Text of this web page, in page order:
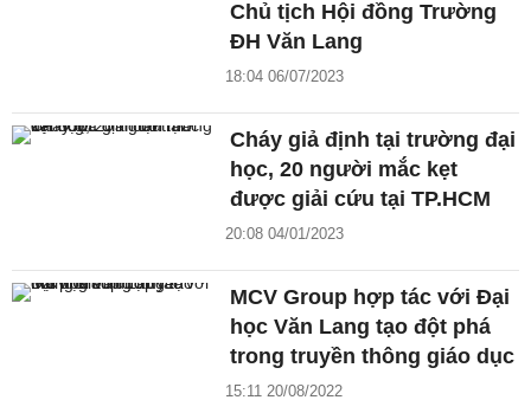
Chủ tịch Hội đồng Trường
ĐH Văn Lang
18:04 06/07/2023
Cháy giả định tại trường đại
học, 20 người mắc kẹt
được giải cứu tại TP.HCM
20:08 04/01/2023
MCV Group hợp tác với Đại
học Văn Lang tạo đột phá
trong truyền thông giáo dục
15:11 20/08/2022